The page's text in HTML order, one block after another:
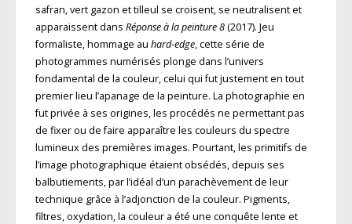
safran, vert gazon et tilleul se croisent, se neutralisent et
apparaissent dans Réponse à la peinture 8(2017). Jeu
formaliste, hommage au hard-edge, cette série de
photogrammes numérisés plonge dans l’univers
fondamental de la couleur, celui qui fut justement en tout
premier lieu l’apanage de la peinture. La photographie en
fut privée à ses origines, les procédés ne permettant pas
de fixer ou de faire apparaître les couleurs du spectre
lumineux des premières images. Pourtant, les primitifs de
l’image photographique étaient obsédés, depuis ses
balbutiements, par l’idéal d’un parachèvement de leur
technique grâce à l’adjonction de la couleur. Pigments,
filtres, oxydation, la couleur a été une conquête lente et